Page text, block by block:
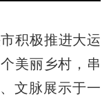
积极推进大运
美丽乡村，串
文脉展示于一